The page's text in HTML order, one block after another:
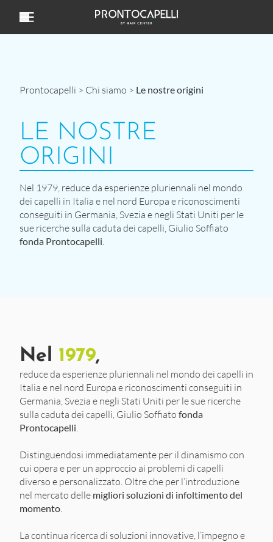
Prontocapelli > Chi siamo > Le nostre origini
LE NOSTRE
ORIGINI
Nel 1979, reduce da esperienze pluriennali nel mondo
dei capelli in Italia e nel nord Europa e riconoscimenti
conseguiti in Germania, Svezia e negli Stati Uniti per le
sue ricerche sulla caduta dei capelli, Giulio Soffiato
fonda Prontocapelli.
Nel 1979,
reduce da esperienze pluriennali nel mondo dei capelli in
Italia e nel nord Europa e riconoscimenti conseguiti in
Germania, Svezia e negli Stati Uniti per le sue ricerche
sulla caduta dei capelli, Giulio Soffiato fonda
Prontocapelli.
Distinguendosi immediatamente per il dinamismo con
cui opera e per un approccio ai problemi di capelli
diverso e personalizzato. Oltre che per l’introduzione
nel mercato delle migliori soluzioni di infoltimento del
momento.
La continua ricerca di soluzioni innovative, l’impegno e